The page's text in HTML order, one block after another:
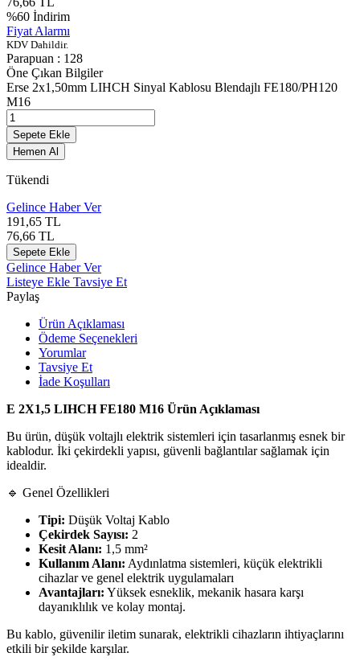
%60 İndirim
Fiyat Alarmı
KDV Dahildir.
Parapuan : 128
Öne Çıkan Bilgiler
Erse 2x1,50mm LIHCH Sinyal Kablosu Blendajlı FE180/PH120
M16
Sepete Ekle
Hemen Al
Tükendi
Gelince Haber Ver
191,65 TL
76,66 TL
Sepete Ekle
Gelince Haber Ver
Listeye Ekle Tavsiye Et
Paylaş
Ürün Açıklaması
Ödeme Seçenekleri
Yorumlar
Tavsiye Et
İade Koşulları
E 2X1,5 LIHCH FE180 M16 Ürün Açıklaması
Bu ürün, düşük voltajlı elektrik sistemleri için tasarlanmış esnek bir
kablodur. İki çekirdekli yapısı, güvenli bağlantılar sağlamak için
idealdir.
🔹 Genel Özellikleri
Tipi: Düşük Voltaj Kablo
Çekirdek Sayısı: 2
Kesit Alanı: 1,5 mm²
Kullanım Alanı: Aydınlatma sistemleri, küçük elektrikli
cihazlar ve genel elektrik uygulamaları
Avantajları: Yüksek esneklik, mekanik hasara karşı
dayanıklılık ve kolay montaj.
Bu kablo, güvenilir iletim sunarak, elektrikli cihazların ihtiyaçlarını
etkili bir şekilde karşılar.